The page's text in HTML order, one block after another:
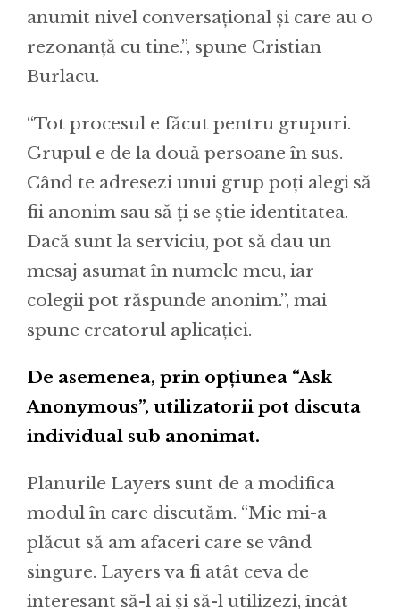
anumit nivel conversațional și care au o
rezonanță cu tine.”, spune Cristian
Burlacu.
“Tot procesul e făcut pentru grupuri.
Grupul e de la două persoane în sus.
Când te adresezi unui grup poți alegi să
fii anonim sau să ți se știe identitatea.
Dacă sunt la serviciu, pot să dau un
mesaj asumat în numele meu, iar
colegii pot răspunde anonim.”, mai
spune creatorul aplicației.
De asemenea, prin opțiunea “Ask
Anonymous”, utilizatorii pot discuta
individual sub anonimat.
Planurile Layers sunt de a modifica
modul în care discutăm. “Mie mi-a
plăcut să am afaceri care se vând
singure. Layers va fi atât ceva de
interesant să-l ai și să-l utilizezi, încât